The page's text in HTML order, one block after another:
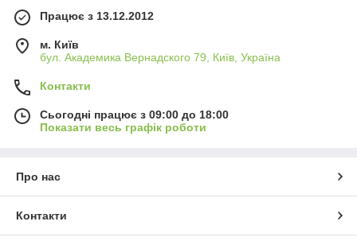
Працює з 13.12.2012
м. Київ
бул. Академика Вернадского 79, Київ, Україна
Контакти
Сьогодні працює з 09:00 до 18:00
Показати весь графік роботи
Про нас
Контакти